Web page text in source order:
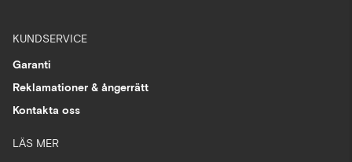
KUNDSERVICE
Garanti
Reklamationer & ångerrätt
Kontakta oss
LÄS MER